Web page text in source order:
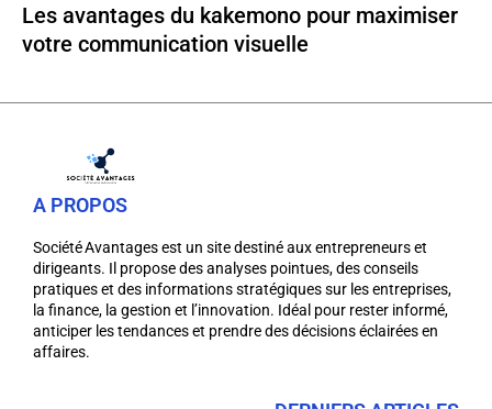
Les avantages du kakemono pour maximiser
votre communication visuelle
A PROPOS
Société Avantages est un site destiné aux entrepreneurs et
dirigeants. Il propose des analyses pointues, des conseils
pratiques et des informations stratégiques sur les entreprises,
la finance, la gestion et l’innovation. Idéal pour rester informé,
anticiper les tendances et prendre des décisions éclairées en
affaires.